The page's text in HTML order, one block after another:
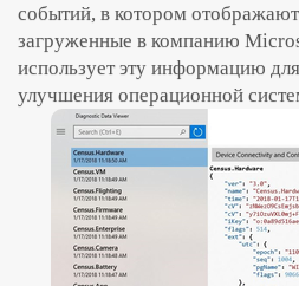
событий, в котором
загруженные в компанию
использует эту информацию
улучшения операционной